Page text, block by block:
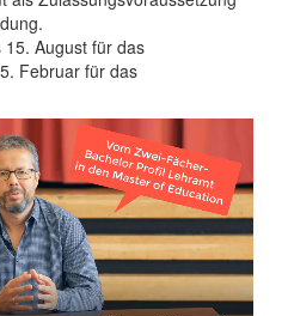
15. August für das
Februar für das